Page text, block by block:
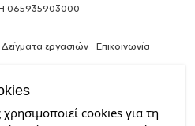
065935903000
Δείγματα εργασιών Επικοινωνία
Θέλεις
cookies για τη